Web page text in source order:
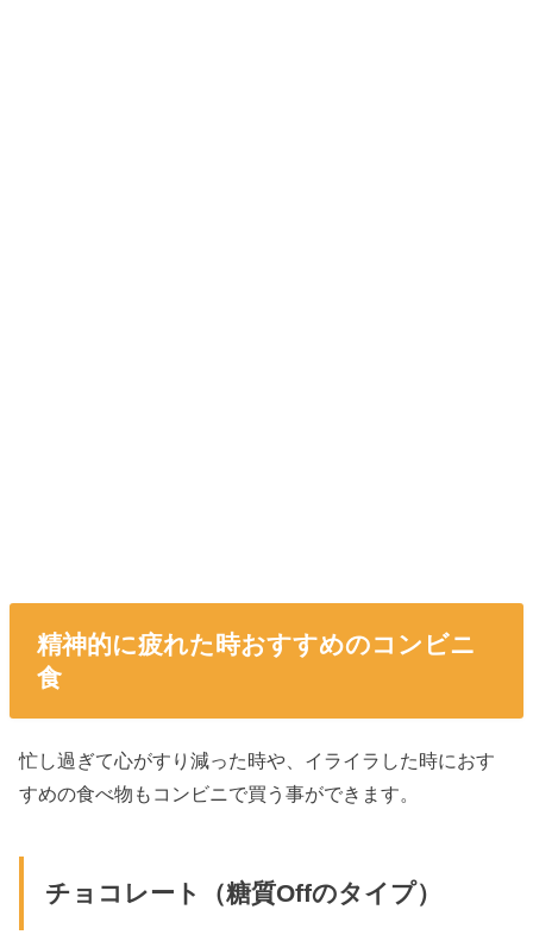
精神的に疲れた時おすすめのコンビニ
食
忙し過ぎて心がすり減った時や、イライラした時におす
すめの食べ物もコンビニで買う事ができます。
チョコレート（糖質Offのタイプ）